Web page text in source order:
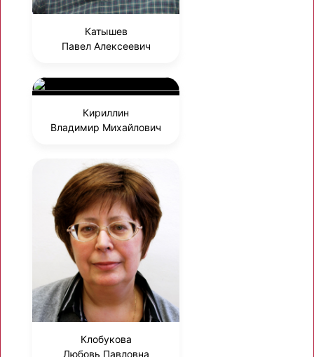
Катышев
Павел Алексеевич
Кириллин
Владимир Михайлович
Клобукова
Любовь Павловна